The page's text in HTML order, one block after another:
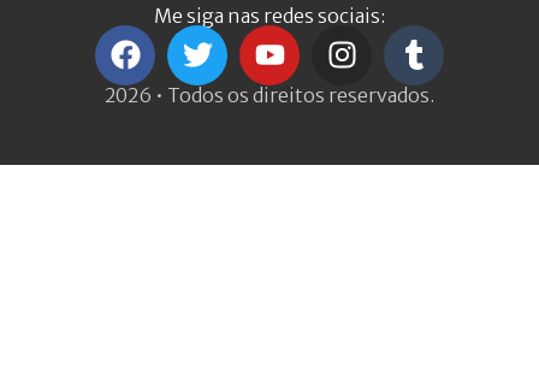
Me siga nas redes sociais:
2026 • Todos os direitos reservados.